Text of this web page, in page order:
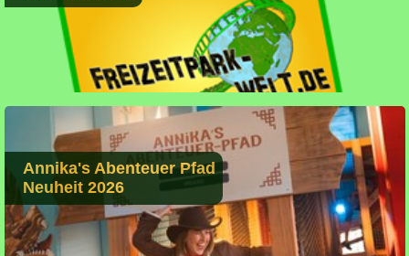
Annika's Abenteuer Pfad
Neuheit 2026